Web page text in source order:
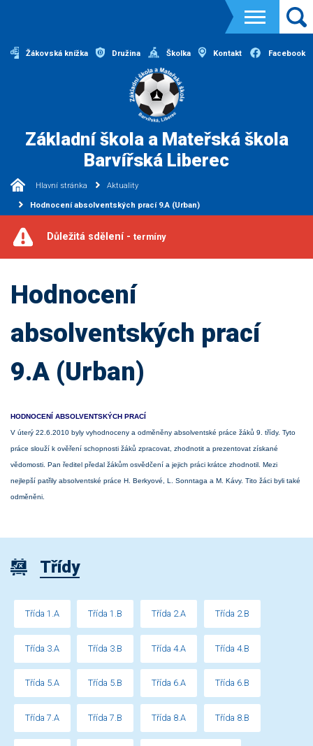
Žákovská knížka Družina Školka Kontakt Facebook
Základní škola a Mateřská škola
Barvířská Liberec
Hlavní stránka Aktuality
Hodnocení absolventských prací 9.A (Urban)
Důležitá sdělení - termíny
Hodnocení
absolventských prací
9.A (Urban)
HODNOCENÍ ABSOLVENTSKÝCH PRACÍ
V úterý 22.6.2010 byly vyhodnoceny a odměněny absolventské práce žáků 9. třídy. Tyto
práce slouží k ověření schopnosti žáků zpracovat, zhodnotit a prezentovat získané
vědomosti. Pan ředitel předal žákům osvědčení a jejich práci krátce zhodnotil. Mezi
nejlepší patřily absolventské práce H. Berkyové, L. Sonntaga a M. Kávy. Tito žáci byli také
odměněni.
Třídy
Třída 1.A Třída 1.B Třída 2.A Třída 2.B
Třída 3.A Třída 3.B Třída 4.A Třída 4.B
Třída 5.A Třída 5.B Třída 6.A Třída 6.B
Třída 7.A Třída 7.B Třída 8.A Třída 8.B